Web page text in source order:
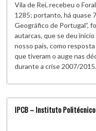
Vila de Rei, recebeu o
1285; portanto, há quase
Geográfico de Portugal”,
autarcas, que se deu
nosso país, como
que tiveram o auge nas
durante a crise 2007/
IPCB – Instituto